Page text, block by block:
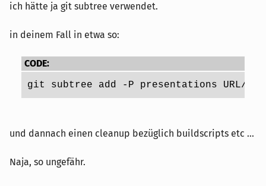
ich hätte ja git subtree verwendet.
in deinem Fall in etwa so:
CODE:
git subtree add -P presentations URL/
und dannach einen cleanup bezüglich buildscripts etc ...
Naja, so ungefähr.